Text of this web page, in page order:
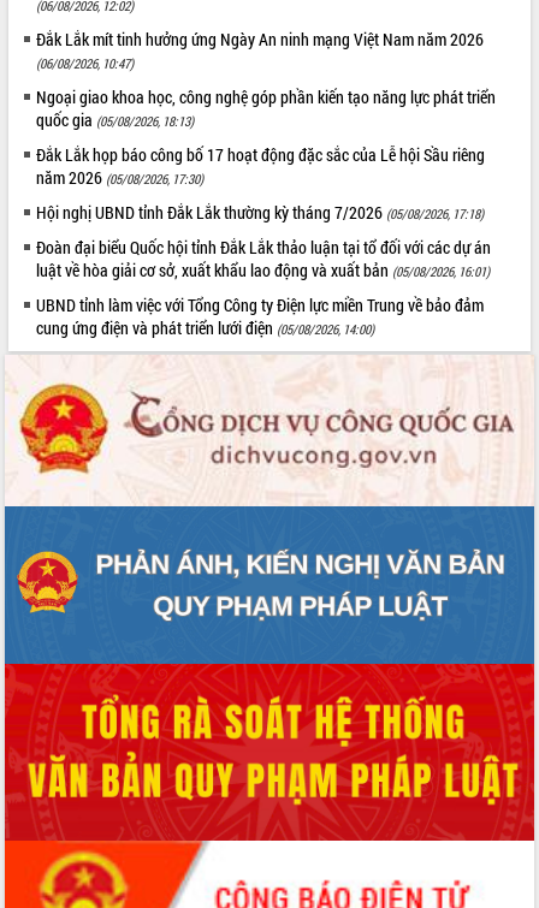
tại Trung tâm Phục vụ hành chính
công tỉnh
Đắk Lắk: Tôn vinh 46 giải pháp tại Hội
thi Sáng tạo Kỹ thuật 2024 - 2025
Đắk Lắk rà soát, điều chỉnh Đề án 190
về phát triển nuôi trồng thủy sản
Phó Chủ tịch UBND tỉnh Đắk Lắk
Trương Công Thái kiểm tra thực địa
Dự án cao tốc Khánh Hòa - Buôn Ma
Thuột
Định vị cà phê Việt Nam như một “di
sản sống” trong dòng chảy toàn cầu
Xây dựng nông thôn mới: Nâng cao đời
sống người dân từ những mô hình thiết
thực
Quyết liệt tháo gỡ vướng mắc, đẩy
nhanh tiến độ các dự án trọng điểm
trong Khu kinh tế Nam Phú Yên
Hòn Yến phát triển du lịch gắn với bảo
Lấy ý kiến điều chỉnh Quy hoạch tỉnh
Đắk Lắk thời kỳ 2021-2030, tầm nhìn
đến năm 2050
Phát động chiến dịch 30 ngày đêm
ven biển
Đắk Lắk nỗ lực thúc đẩy tăng trưởng
kinh tế từ 10% trở lên trong Quý
II/2026
Đắk Lắk ký kết thỏa thuận hợp tác về
chuyển đổi số giai đoạn 2026 – 2030
với Tập đoàn Bưu chính Viễn thông
Việt Nam
Thứ trưởng Bộ Y tế làm việc với tỉnh
(06/08/2026, 12:02)
Đắk Lắk mít tinh hưởng ứng Ngày An ninh mạng Việt Nam năm 2026
(06/08/2026, 10:47)
Ngoại giao khoa học, công nghệ góp phần kiến tạo năng lực phát triển
quốc gia (05/08/2026, 18:13)
Đắk Lắk họp báo công bố 17 hoạt động đặc sắc của Lễ hội Sầu riêng
năm 2026 (05/08/2026, 17:30)
Hội nghị UBND tỉnh Đắk Lắk thường kỳ tháng 7/2026 (05/08/2026, 17:18)
Đoàn đại biểu Quốc hội tỉnh Đắk Lắk thảo luận tại tổ đối với các dự án
luật về hòa giải cơ sở, xuất khẩu lao động và xuất bản (05/08/2026, 16:01)
UBND tỉnh làm việc với Tổng Công ty Điện lực miền Trung về bảo đảm
cung ứng điện và phát triển lưới điện (05/08/2026, 14:00)